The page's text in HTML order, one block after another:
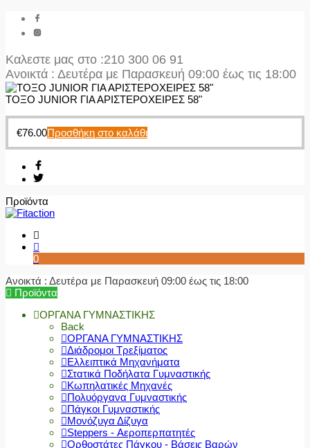
Καλεστε μας στο :210 300 06 91
Ανοικτά : Δευτέρα με Παρασκευή 09:00 έως τις 18:00
ΤΟΞΟ JUNIOR ΓΙΑ ΑΡΙΣΤΕΡΟΧΕΙΡΕΣ 58"
€76.00Προσθήκη στο καλάθι
Προϊόντα
0
Ανοικτά : Δευτέρα με Παρασκευή 09:00 έως τις 18:00
Προϊόντα
ΟΡΓΑΝΑ ΓΥΜΝΑΣΤΙΚΗΣ
Back
ΟΡΓΑΝΑ ΓΥΜΝΑΣΤΙΚΗΣ
Διάδρομοι Τρεξίματος
Ελλειπτικά Μηχανήματα
Στατικά Ποδήλατα Γυμναστικής
Κωπηλατικές Μηχανές
Πολυόργανα Γυμναστικής
Πάγκοι Γυμναστικής
Μονόζυγα Δίζυγα
Steppers - Αεροπερπατητές
Ορθοστάτες Πάγκου - Βάσεις Βαρών